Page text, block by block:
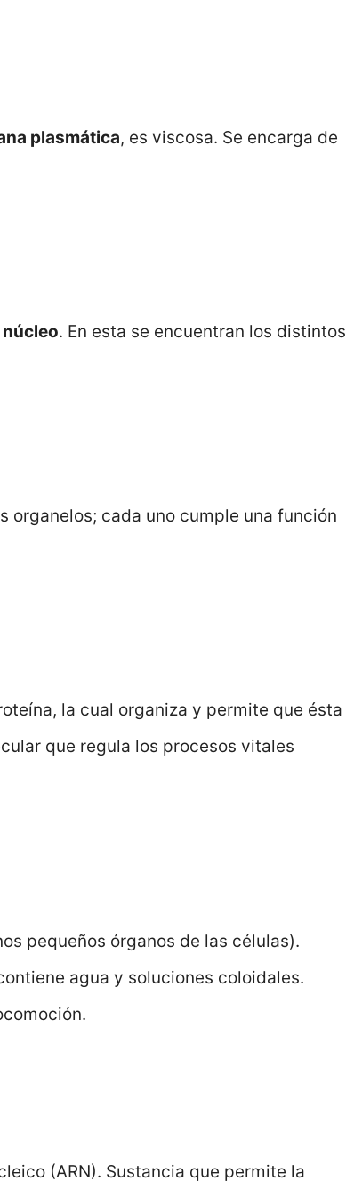
plasmática, es viscosa. Se encarga de
. En esta se encuentran los distintos
organelos; cada uno cumple una función
la cual organiza y permite que ésta
que regula los procesos vitales
pequeños órganos de las células).
agua y soluciones coloidales.
(ARN). Sustancia que permite la